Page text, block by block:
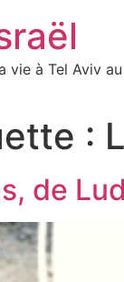
vie à Tel Aviv
:
de